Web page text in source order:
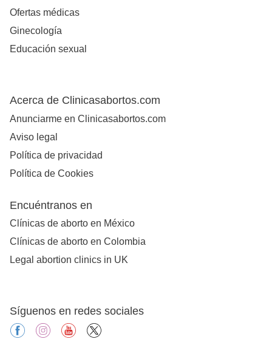
Ofertas médicas
Ginecología
Educación sexual
Acerca de Clinicasabortos.com
Anunciarme en Clinicasabortos.com
Aviso legal
Política de privacidad
Política de Cookies
Encuéntranos en
Clínicas de aborto en México
Clínicas de aborto en Colombia
Legal abortion clinics in UK
Síguenos en redes sociales
facebookinstagramyoutube